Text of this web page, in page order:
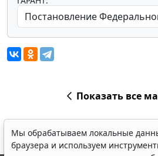
Показать все
Мы обрабатываем локальные
браузера и используем